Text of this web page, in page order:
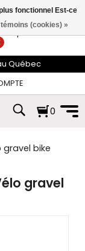
plus de 74$*.
Québec
0
gravel bike
gravel
fonctionnel Est-ce
(cookies) »